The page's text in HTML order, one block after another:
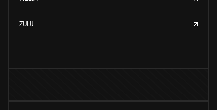
ZULU